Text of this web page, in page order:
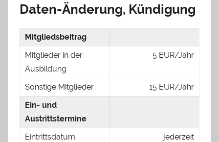
Daten-Änderung, Kündigung
Mitgliedsbeitrag
Mitglieder in der
Ausbildung
5 EUR/Jahr
Sonstige Mitglieder
15 EUR/Jahr
Ein- und
Austrittstermine
Eintrittsdatum
jederzeit